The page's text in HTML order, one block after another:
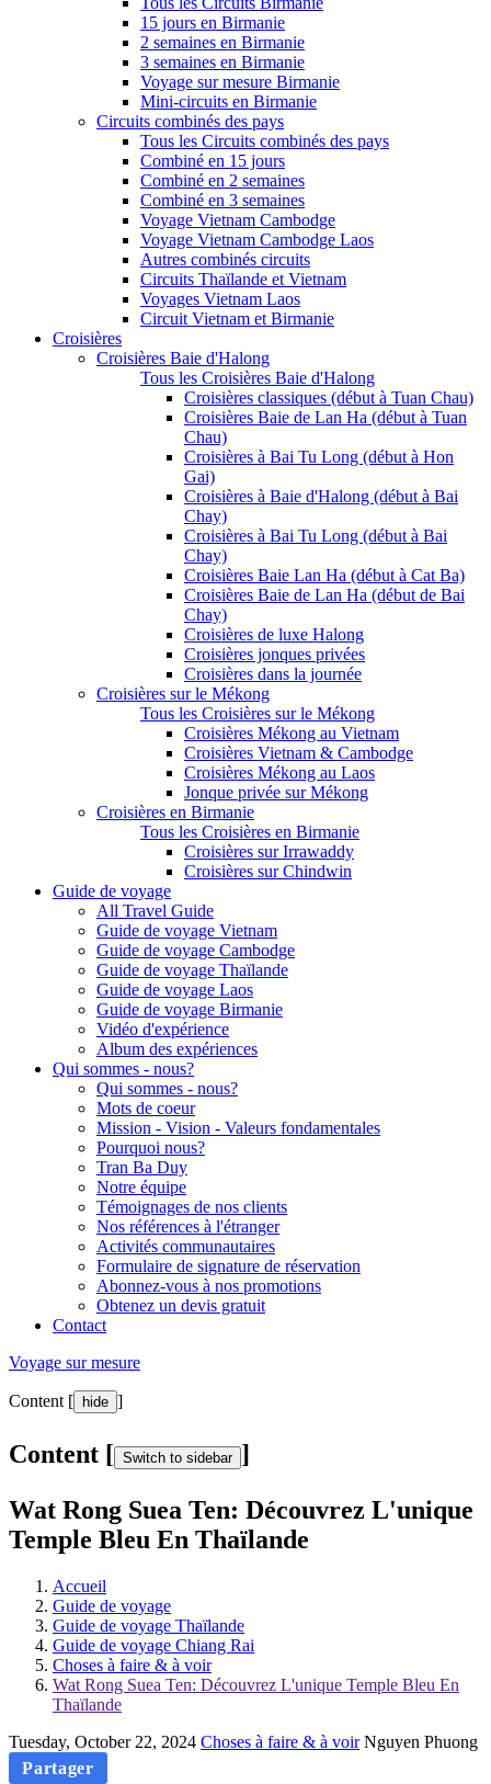
15 jours en Birmanie
2 semaines en Birmanie
3 semaines en Birmanie
Voyage sur mesure Birmanie
Mini-circuits en Birmanie
Circuits combinés des pays
Tous les Circuits combinés des pays
Combiné en 15 jours
Combiné en 2 semaines
Combiné en 3 semaines
Voyage Vietnam Cambodge
Voyage Vietnam Cambodge Laos
Autres combinés circuits
Circuits Thaïlande et Vietnam
Voyages Vietnam Laos
Circuit Vietnam et Birmanie
Croisières
Croisières Baie d'Halong
Tous les Croisières Baie d'Halong
Croisières classiques (début à Tuan Chau)
Croisières Baie de Lan Ha (début à Tuan
Chau)
Croisières à Bai Tu Long (début à Hon
Gai)
Croisières à Baie d'Halong (début à Bai
Chay)
Croisières à Bai Tu Long (début à Bai
Chay)
Croisières Baie Lan Ha (début à Cat Ba)
Croisières Baie de Lan Ha (début de Bai
Chay)
Croisières de luxe Halong
Croisières jonques privées
Croisières dans la journée
Croisières sur le Mékong
Tous les Croisières sur le Mékong
Croisières Mékong au Vietnam
Croisières Vietnam & Cambodge
Croisières Mékong au Laos
Jonque privée sur Mékong
Croisières en Birmanie
Tous les Croisières en Birmanie
Croisières sur Irrawaddy
Croisières sur Chindwin
Guide de voyage
All Travel Guide
Guide de voyage Vietnam
Guide de voyage Cambodge
Guide de voyage Thaïlande
Guide de voyage Laos
Guide de voyage Birmanie
Vidéo d'expérience
Album des expériences
Qui sommes - nous?
Qui sommes - nous?
Mots de coeur
Mission - Vision - Valeurs fondamentales
Pourquoi nous?
Tran Ba Duy
Notre équipe
Témoignages de nos clients
Nos références à l'étranger
Activités communautaires
Formulaire de signature de réservation
Abonnez-vous à nos promotions
Obtenez un devis gratuit
Contact
Voyage sur mesure
Content [ hide ]
Content [ Switch to sidebar ]
Wat Rong Suea Ten: Découvrez L'unique
Temple Bleu En Thaïlande
Accueil
Guide de voyage
Guide de voyage Thaïlande
Guide de voyage Chiang Rai
Choses à faire & à voir
Wat Rong Suea Ten: Découvrez L'unique Temple Bleu En
Thaïlande
Tuesday, October 22, 2024 Choses à faire & à voir Nguyen Phuong
Partager